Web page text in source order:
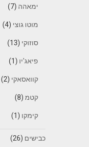
ימאהה (7)
מוטו גוצי (4)
סוזוקי (13)
פיאג'יו (1)
קוואסאקי (2)
קטמ(8)
קימקו (1)
כבישים (26)